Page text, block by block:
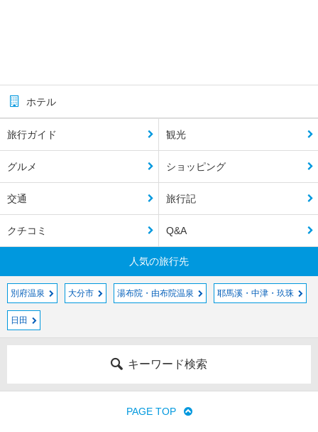
ホテル
旅行ガイド 観光
グルメ ショッピング
交通 旅行記
クチコミ Q&A
人気の旅行先
別府温泉 大分市 湯布院・由布院温泉 耶馬溪・中津・玖珠
日田
キーワード検索
PAGE TOP